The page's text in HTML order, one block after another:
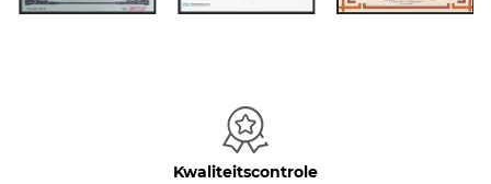
Kwaliteitscontrole